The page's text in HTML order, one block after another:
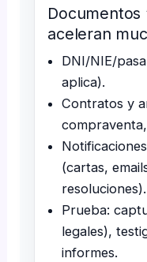
Documentos
aceleran
DNI/NIE/
aplica).
Contratos y
(cartas,
resoluciones).
Prueba:
legales),
informes.